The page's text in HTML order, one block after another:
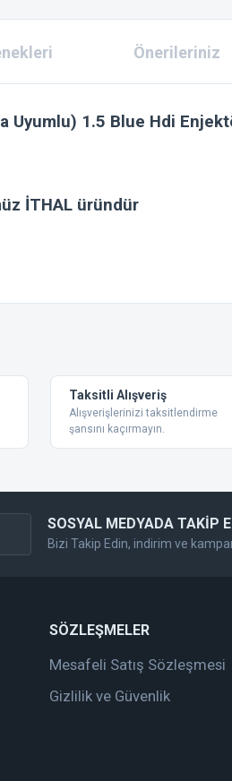
Önerileriniz
Uyumlu) 1.5 Blue Hdi
İTHAL üründür
Taksitli Alışveriş
Alışverişlerinizi taksitlendirme
şansını kaçırmayın.
SOSYAL MEDYADA TAKİP
Bizi Takip Edin, indirim ve
SÖZLEŞMELER
Mesafeli Satış Sözleşmesi
Gizlilik ve Güvenlik